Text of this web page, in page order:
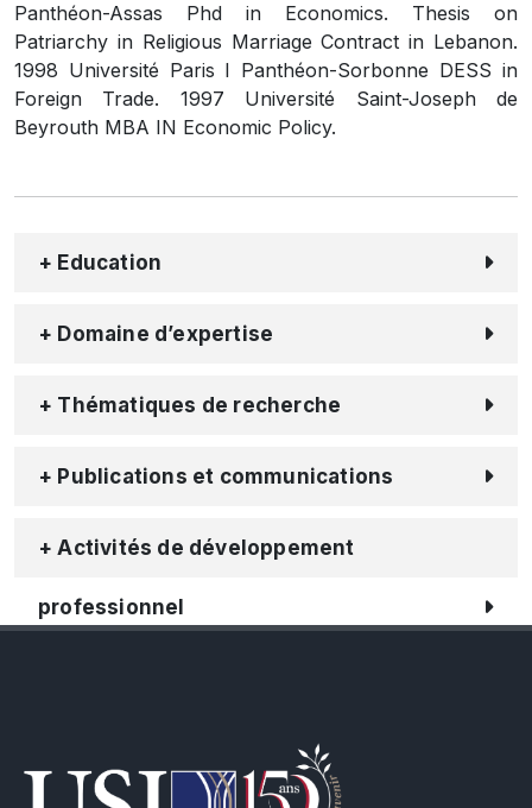
Panthéon-Assas Phd in Economics. Thesis on
Patriarchy in Religious Marriage Contract in Lebanon.
1998 Université Paris I Panthéon-Sorbonne DESS in
Foreign Trade. 1997 Université Saint-Joseph de
Beyrouth MBA IN Economic Policy.
+ Education
+ Domaine d’expertise
+ Thématiques de recherche
+ Publications et communications
+ Activités de développement
professionnel